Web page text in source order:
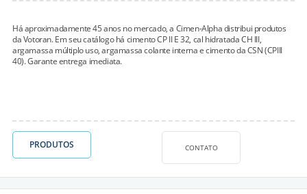
Há aproximadamente 45 anos no mercado, a Cimen-Alpha distribui produtos
da Votoran. Em seu catálogo há cimento CP II E 32, cal hidratada CH III,
argamassa múltiplo uso, argamassa colante interna e cimento da CSN (CPIII
40). Garante entrega imediata.
PRODUTOS CONTATO